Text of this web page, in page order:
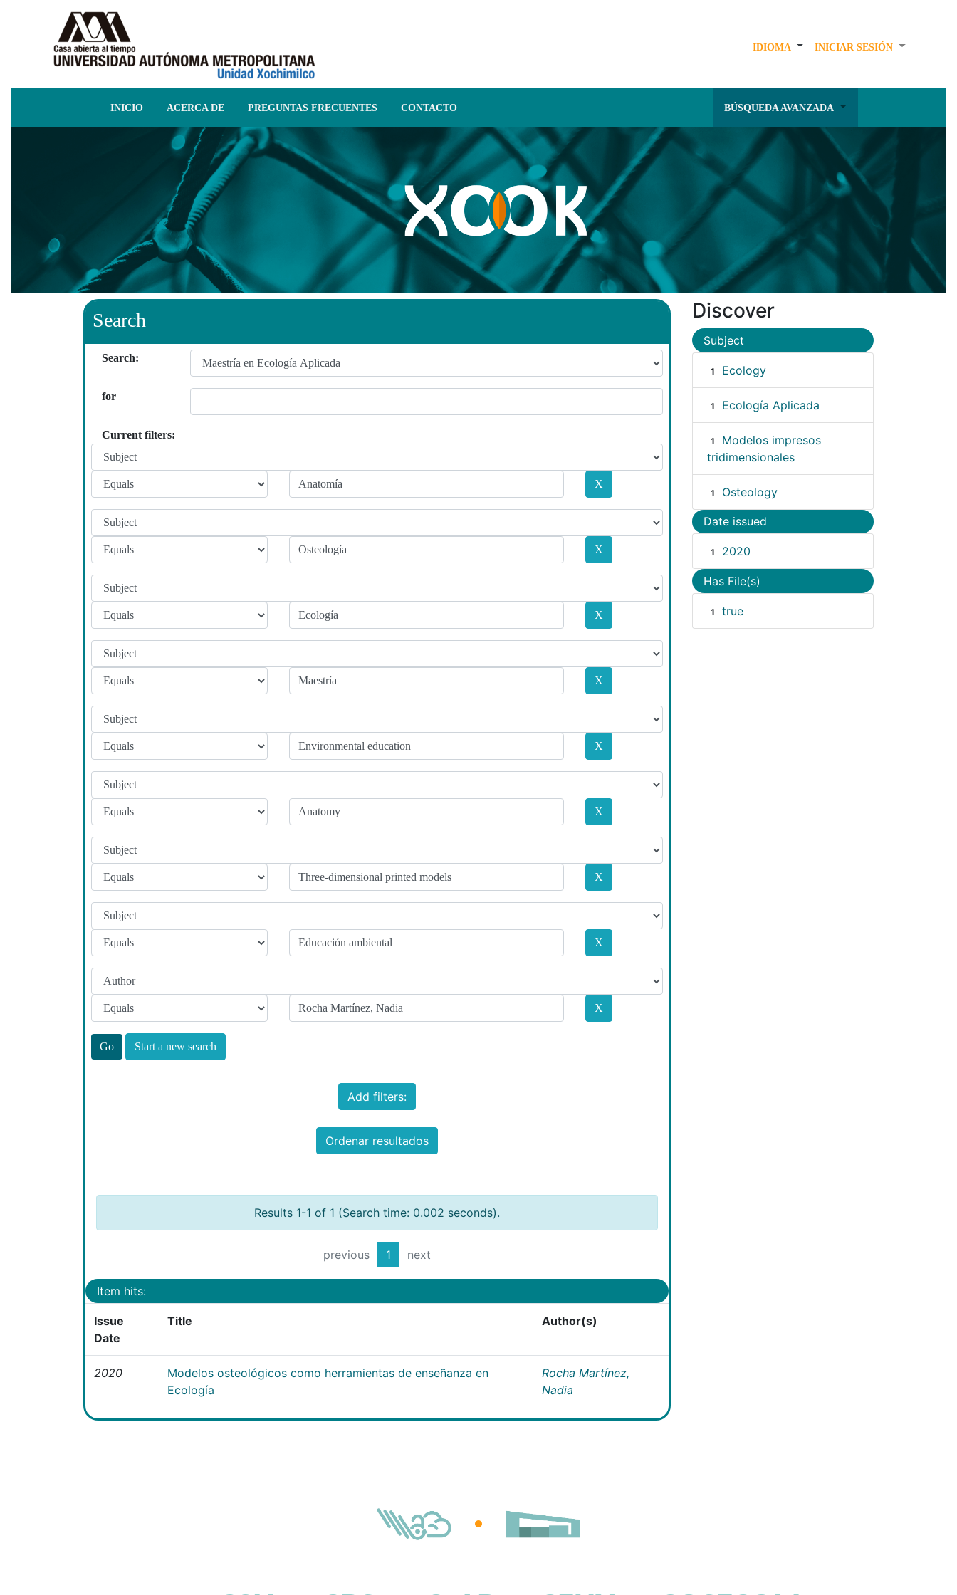
IDIOMA INICIAR SESIÓN
INICIO ACERCA DE PREGUNTAS FRECUENTES CONTACTO BÚSQUEDA AVANZADA
Search
Search:
for
Current filters:
Start a new search
Add filters:
Ordenar resultados
Results 1-1 of 1 (Search time: 0.002 seconds).
previous 1 next
Item hits:
Issue
Date
Title Author(s)
2020
Modelos osteológicos como herramientas de enseñanza en
Ecología
Rocha Martínez,
Nadia
Discover
Subject
1 Ecology
1 Ecología Aplicada
1
Modelos impresos
tridimensionales
1 Osteology
Date issued
1 2020
Has File(s)
1 true